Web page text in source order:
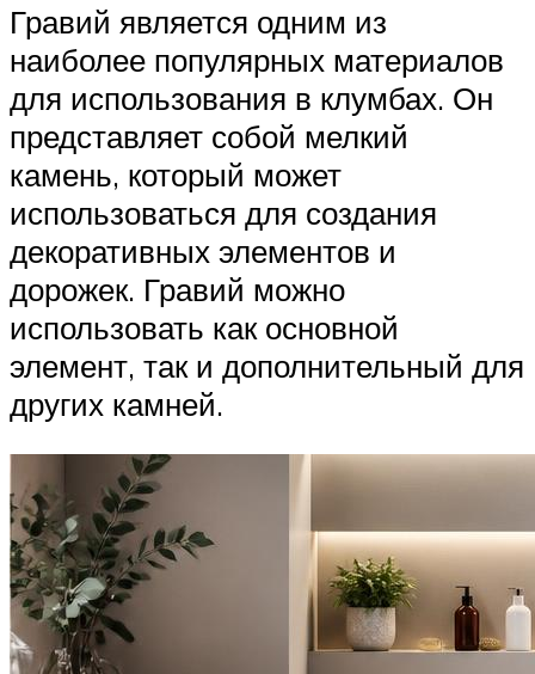
Гравий является одним из
наиболее популярных материалов
для использования в клумбах. Он
представляет собой мелкий
камень, который может
использоваться для создания
декоративных элементов и
дорожек. Гравий можно
использовать как основной
элемент, так и дополнительный для
других камней.